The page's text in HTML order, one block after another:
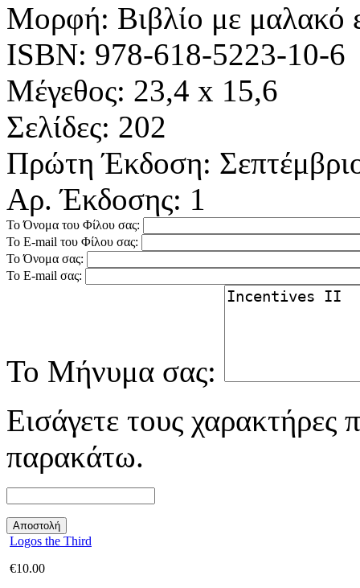
Μορφή: Βιβλίο με μαλακό
ISBN: 978-618-5223-10-6
Μέγεθος: 23,4 x 15,6
Σελίδες: 202
Πρώτη Έκδοση:
Αρ. Έκδοσης: 1
Το Όνομα του Φίλου σας:
Το E-mail του Φίλου σας:
Το Όνομα σας:
Το E-mail σας:
Το Μήνυμα σας:
Εισάγετε τους χαρακτήρες
παρακάτω.
Logos the Third
€10.00